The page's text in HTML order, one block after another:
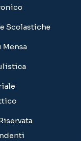
Scolastiche
Mensa